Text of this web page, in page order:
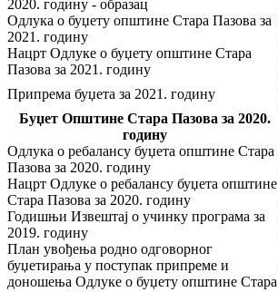
2020. годину - образац
Одлука о буџету општине Стара Пазова за
2021. годину
Нацрт Одлуке о буџету општине Стара
Пазова за 2021. годину
Припрема буџета за 2021. годину
Буџет Општине Стара Пазова за 2020.
годину
Одлука о ребалансу буџета општине Стара
Пазова за 2020. годину
Нацрт Одлуке о ребалансу буџета општине
Стара Пазова за 2020. годину
Годишњи Извештај о учинку програма за
2019. годину
План увођења родно одговорног
буџетирања у поступак припреме и
доношења Одлуке о буџету општине Стара